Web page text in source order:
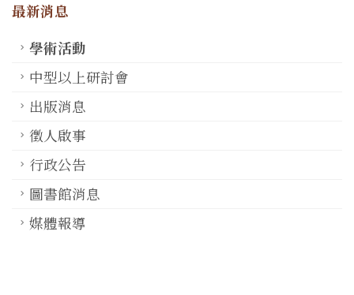
最新消息
學術活動
中型以上研討會
出版消息
徵人啟事
行政公告
圖書館消息
媒體報導